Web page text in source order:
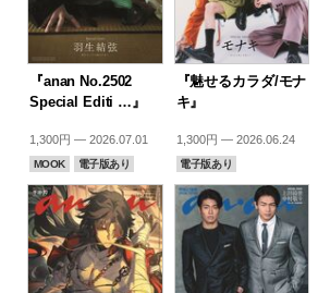
『anan No.2502
Special Editi …』
1,300円 — 2026.07.01
MOOK 電子版あり
『魅せるカラダ/モナ
キ』
1,300円 — 2026.06.24
電子版あり